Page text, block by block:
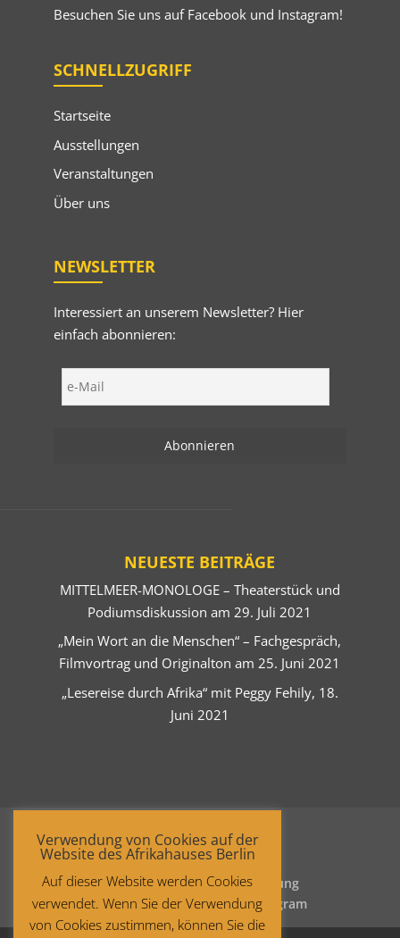
Besuchen Sie uns auf Facebookund Instagram!
SCHNELLZUGRIFF
Startseite
Ausstellungen
Veranstaltungen
Über uns
NEWSLETTER
Interessiert an unserem Newsletter? Hier
einfach abonnieren:
NEUESTE BEITRÄGE
MITTELMEER-MONOLOGE – Theaterstück und
Podiumsdiskussion am 29. Juli 2021
„Mein Wort an die Menschen“ – Fachgespräch,
Filmvortrag und Originalton am 25. Juni 2021
„Lesereise durch Afrika“ mit Peggy Fehily, 18.
Juni 2021
Startseite
Datenschutzerklärung
Impressum
Facebook Instagram
Verwendung von Cookies auf der
Website des Afrikahauses Berlin
Auf dieser Website werden Cookies
verwendet. Wenn Sie der Verwendung
von Cookies zustimmen, können Sie die